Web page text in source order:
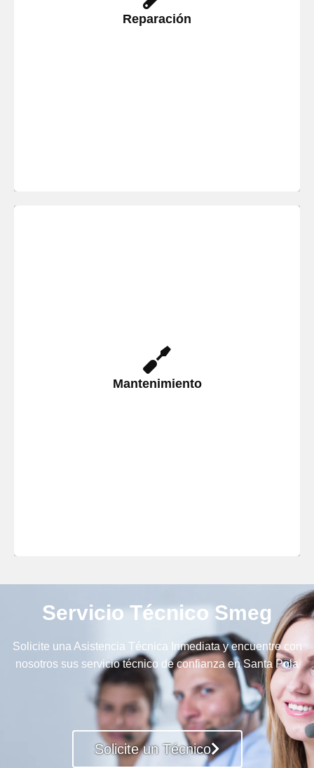
Reparación
Servicio Técnico especializado en la
reparación de todo tipo de
Mantenimiento
Realice un mantenimiento adecuado para
sus instalaciones y anticípese previniendo
futuras averías para sus aparatos con
Servicio Técnico Smeg
Solicite una Asistencia Técnica Inmediata y encuentre con
nosotros sus servicio técnico de confianza en Santa Pola
Solicite un Técnico